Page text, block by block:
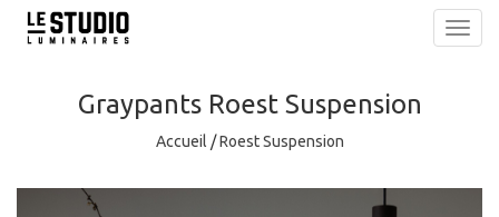
Graypants Roest Suspension
Accueil /Roest Suspension